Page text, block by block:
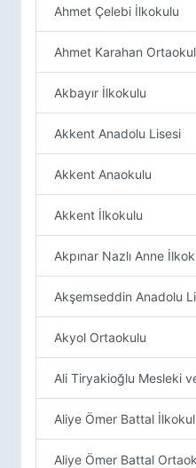
Ahmet Çelebi İlkokulu
Ahmet Karahan
Akbayır İlkokulu
Akkent Anadolu Lisesi
Akkent Anaokulu
Akkent İlkokulu
Akpınar Nazlı Anne
Akşemseddin Anadolu
Akyol Ortaokulu
Ali Tiryakioğlu Mesleki
Aliye Ömer Battal
Aliye Ömer Battal